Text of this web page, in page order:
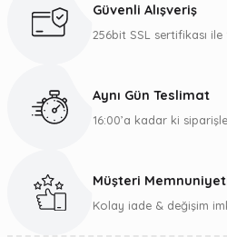
Güvenli Alışveriş
256bit SSL sertifikası ile
Aynı Gün Teslimat
16:00’a kadar ki
Müşteri
Kolay iade & değişim